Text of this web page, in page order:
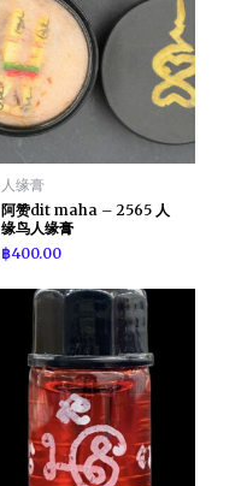
人缘膏
阿赞dit maha – 2565 人
缘鸟人缘膏
฿400.00